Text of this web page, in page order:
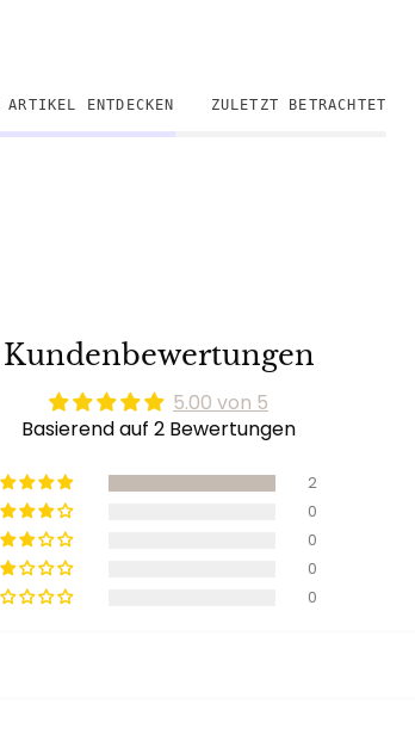
ARTIKEL ENTDECKEN ZULETZT BETRACHTET
Kundenbewertungen
5.00 von 5
Basierend auf 2 Bewertungen
2
0
0
0
0